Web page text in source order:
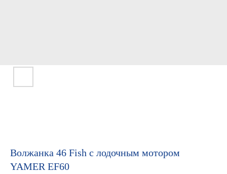
Волжанка 46 Fish с лодочным мотором
YAMER EF60